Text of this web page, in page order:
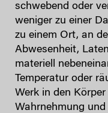
schwebend oder
weniger zu einer
zu einem Ort, an
Abwesenheit,
materiell
Temperatur oder
Werk in den
Wahrnehmung